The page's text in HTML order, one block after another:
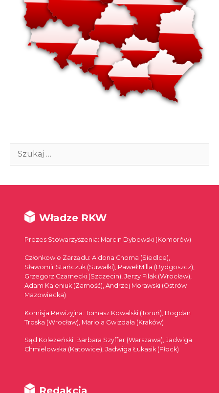
Szukaj:
Władze RKW
Prezes Stowarzyszenia: Marcin Dybowski (Komorów)
Członkowie Zarządu: Aldona Choma (Siedlce),
Sławomir Stańczuk (Suwałki), Paweł Milla (Bydgoszcz),
Grzegorz Czarnecki (Szczecin), Jerzy Filak (Wrocław),
Adam Kaleniuk (Zamość), Andrzej Morawski (Ostrów
Mazowiecka)
Komisja Rewizyjna: Tomasz Kowalski (Toruń), Bogdan
Troska (Wrocław), Mariola Gwizdała (Kraków)
Sąd Koleżeński: Barbara Szyffer (Warszawa), Jadwiga
Chmielowska (Katowice), Jadwiga Łukasik (Płock)